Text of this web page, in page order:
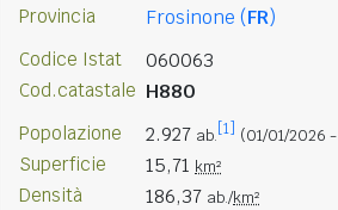
Provincia Frosinone (FR)
Codice Istat 060063
Cod.catastale H880
Popolazione 2.927 ab. [1] (01/01/2026
Superficie 15,71 km²
Densità 186,37 ab./km²